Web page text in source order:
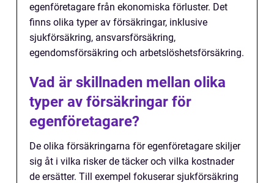
egenföretagare från ekonomiska förluster. Det
finns olika typer av försäkringar, inklusive
sjukförsäkring, ansvarsförsäkring,
egendomsförsäkring och arbetslöshetsförsäkring.
Vad är skillnaden mellan olika
typer av försäkringar för
egenföretagare?
De olika försäkringarna för egenföretagare skiljer
sig åt i vilka risker de täcker och vilka kostnader
de ersätter. Till exempel fokuserar sjukförsäkring